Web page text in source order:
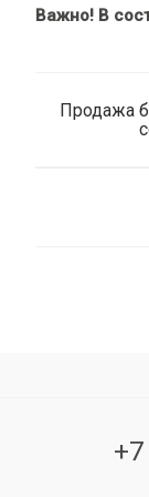
Важно! В
Продажа